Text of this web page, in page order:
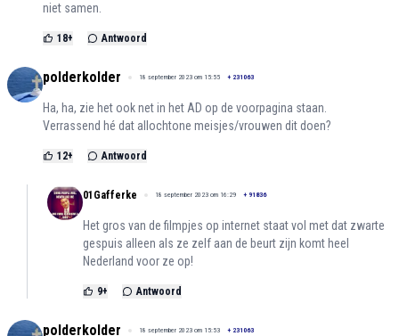
niet samen.
18+ Antwoord
polderkolder 18 september 2023 om 15:55 + 231063
Ha, ha, zie het ook net in het AD op de voorpagina staan.
Verrassend hé dat allochtone meisjes/vrouwen dit doen?
12+ Antwoord
01Gafferke 18 september 2023 om 16:29 + 91836
Het gros van de filmpjes op internet staat vol met dat zwarte
gespuis alleen als ze zelf aan de beurt zijn komt heel
Nederland voor ze op!
9+ Antwoord
polderkolder 18 september 2023 om 15:53 + 231063